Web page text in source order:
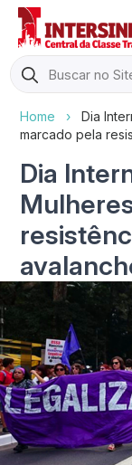
Search
for:
Home ›
Dia
marcado pela
Dia